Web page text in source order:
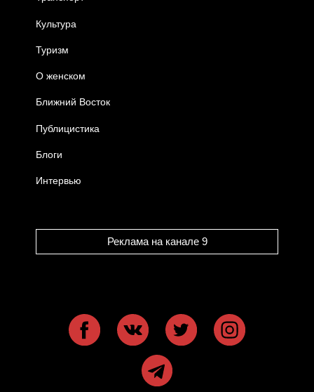
Культура
Туризм
О женском
Ближний Восток
Публицистика
Блоги
Интервью
Реклама на канале 9